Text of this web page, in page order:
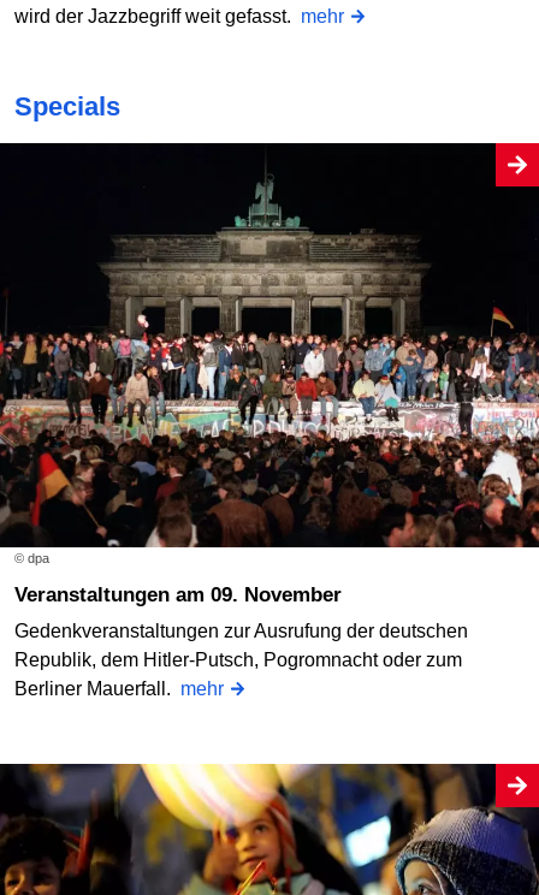
wird der Jazzbegriff weit gefasst. mehr
Specials
© dpa
Veranstaltungen am 09. November
Gedenkveranstaltungen zur Ausrufung der deutschen
Republik, dem Hitler-Putsch, Pogromnacht oder zum
Berliner Mauerfall. mehr